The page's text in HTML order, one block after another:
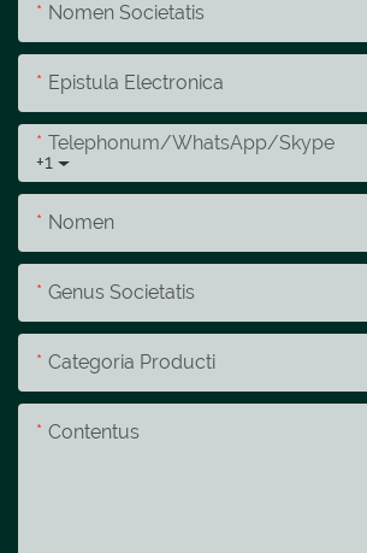
Nomen Societatis
Epistula Electronica
+1
Telephonum/whatsApp/skype
Nomen
Genus Societatis
Categoria Producti
Contentus